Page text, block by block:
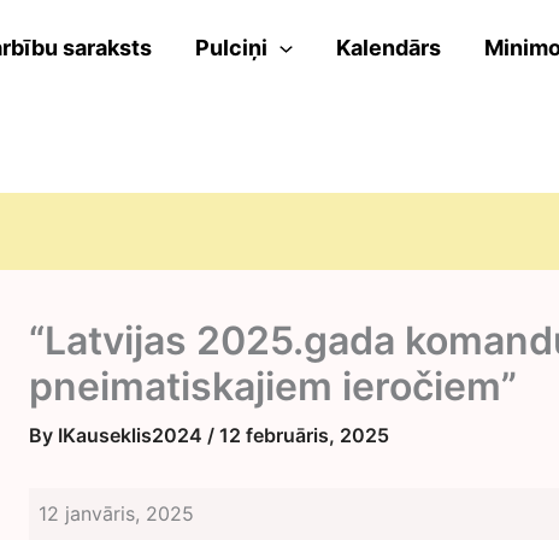
saraksts Pulciņi Kalendārs
“Latvijas 2025.gada
pneimatiskajiem ieročiem”
By IKauseklis2024 / 12 februāris, 2025
“Latvijas
12 janvāris, 2025